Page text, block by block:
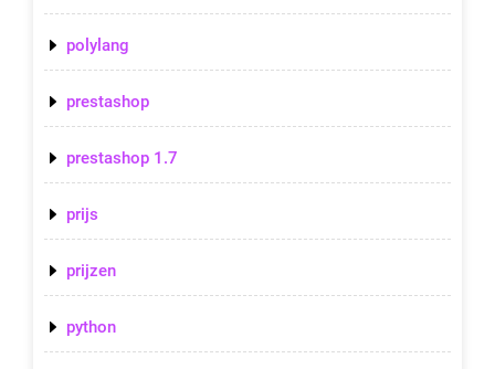
polylang
prestashop
prestashop 1.7
prijs
prijzen
python